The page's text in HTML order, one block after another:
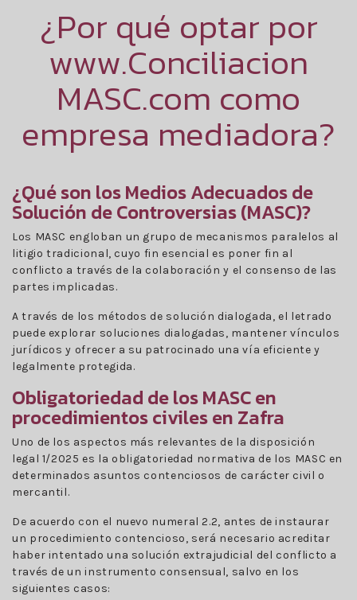
¿Por qué optar por
www.Conciliacion
MASC.com como
empresa mediadora?
¿Qué son los Medios Adecuados de
Solución de Controversias (MASC)?
Los MASC engloban un grupo de mecanismos paralelos al
litigio tradicional, cuyo fin esencial es poner fin al
conflicto a través de la colaboración y el consenso de las
partes implicadas.
A través de los métodos de solución dialogada, el letrado
puede explorar soluciones dialogadas, mantener vínculos
jurídicos y ofrecer a su patrocinado una vía eficiente y
legalmente protegida.
Obligatoriedad de los MASC en
procedimientos civiles en Zafra
Uno de los aspectos más relevantes de la disposición
legal 1/2025 es la obligatoriedad normativa de los MASC en
determinados asuntos contenciosos de carácter civil o
mercantil.
De acuerdo con el nuevo numeral 2.2, antes de instaurar
un procedimiento contencioso, será necesario acreditar
haber intentado una solución extrajudicial del conflicto a
través de un instrumento consensual, salvo en los
siguientes casos: